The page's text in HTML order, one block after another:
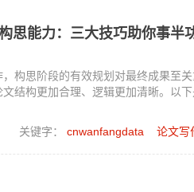
思能力：三大技巧助你事半
构思阶段的有效规划对最终成果至
结构更加合理、逻辑更加清晰。以
关键字： cnwanfangdata 论文写